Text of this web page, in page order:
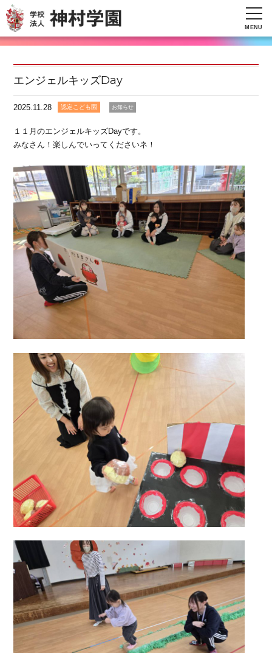
MENU
エンジェルキッズDay
2025.11.28 認定こども園 お知らせ
１１月のエンジェルキッズDayです。
みなさん！楽しんでいってくださいネ！